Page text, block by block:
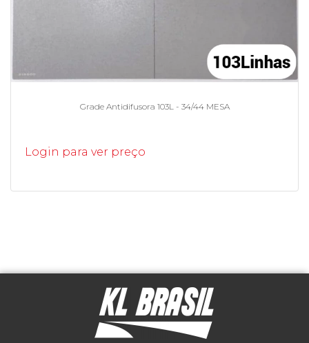
Grade Antidifusora 103L - 34/44 MESA
Login para ver preço